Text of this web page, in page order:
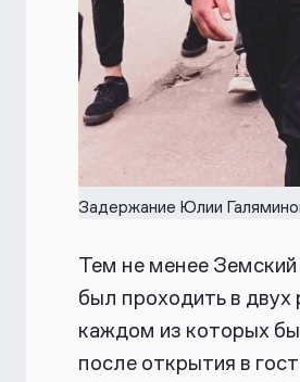
Задержание Юлии
Тем не менее
был проходить в двух
каждом из которых
после открытия в